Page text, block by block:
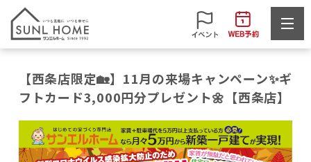
【西条店限定🏡】11月の来場キャンペーン✨ギ
フトカード3,000円分プレゼント🌼【西条店】